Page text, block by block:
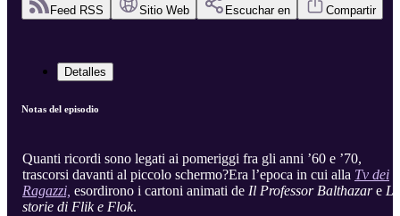
Feed RSS Sitio Web Escuchar en Compartir
Detalles
Notas del episodio
Quanti ricordi sono legati ai pomeriggi fra gli anni ’60 e ’70,
trascorsi davanti al piccolo schermo?Era l’epoca in cui alla Tv dei
Ragazzi, esordirono i cartoni animati de Il Professor Balthazare Le
storie di Flik e Flok.